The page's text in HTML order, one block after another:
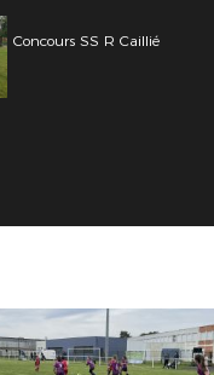
Concours SS R Caillié